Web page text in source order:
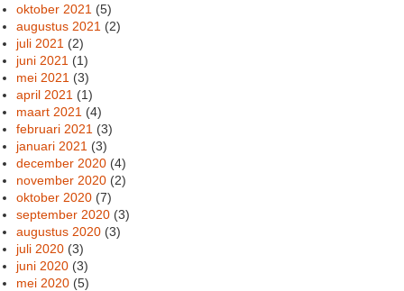
oktober 2021 (5)
augustus 2021 (2)
juli 2021 (2)
juni 2021 (1)
mei 2021 (3)
april 2021 (1)
maart 2021 (4)
februari 2021 (3)
januari 2021 (3)
december 2020 (4)
november 2020 (2)
oktober 2020 (7)
september 2020 (3)
augustus 2020 (3)
juli 2020 (3)
juni 2020 (3)
mei 2020 (5)